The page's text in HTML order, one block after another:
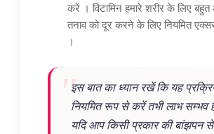
करें । विटामिन हमारे शरीर के लिए
तनाव को दूर करने के लिए नियमित
।
इस बात का ध्यान रखें कि यह
नियमित रूप से करें तभी लाभ सम्भव
यदि आप किसी प्रकार की बांझपन से